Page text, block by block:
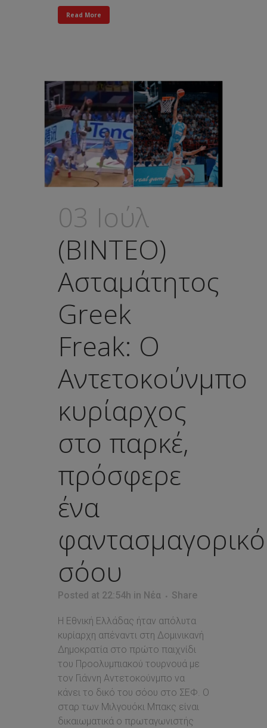
Read More
03 Ιούλ
(ΒΙΝΤΕΟ)
Ασταμάτητος
Greek
Freak: O
Αντετοκούνμπο
κυρίαρχος
στο παρκέ,
πρόσφερε
ένα
φαντασμαγορικό
σόου
Posted at 22:54h in Νέα Share
Η Εθνική Ελλάδας ήταν απόλυτα
κυρίαρχη απέναντι στη Δομινικανή
Δημοκρατία στο πρώτο παιχνίδι
του Προολυμπιακού τουρνουά με
τον Γιάννη Αντετοκούνμπο να
κάνει το δικό του σόου στο ΣΕΦ. Ο
σταρ των Μιλγουόκι Μπακς είναι
δικαιωματικά ο πρωταγωνιστής